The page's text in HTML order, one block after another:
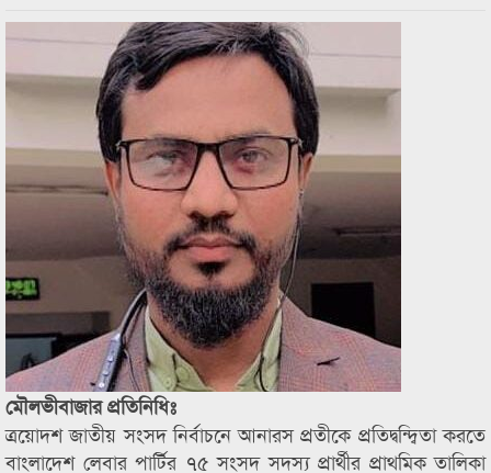
মৌলভীবাজার প্রতিনিধিঃ
ত্রয়োদশ জাতীয় সংসদ নির্বাচনে আনারস প্রতীকে প্রতিদ্বন্দ্বিতা করতে
বাংলাদেশ লেবার পার্টির ৭৫ সংসদ সদস্য প্রার্থীর প্রাথমিক তালিকা